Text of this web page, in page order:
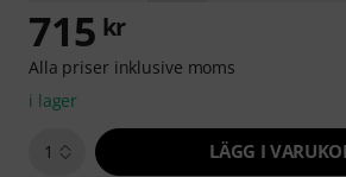
715 kr
Alla priser inklusive moms
i lager
1 LÄGG I